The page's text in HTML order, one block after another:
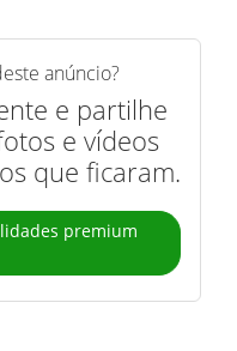
anúncio?
e partilhe
e vídeos
que ficaram.
premium